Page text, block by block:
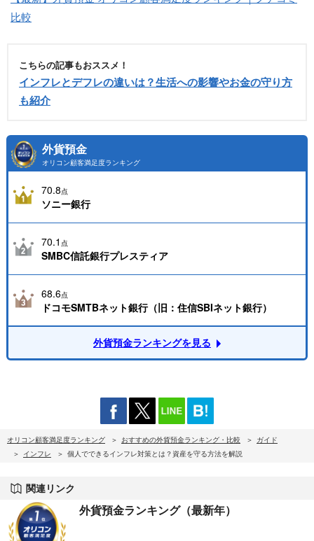
比較
こちらの記事もおススメ！
インフレとデフレの違いは？生活への影響やお金の守り方
も紹介
外貨預金
オリコン顧客満足度ランキング
70.8点
ソニー銀行
70.1 点
SMBC信託銀行プレスティア
68.6点
ドコモSMTBネット銀行（旧：住信SBIネット銀行）
外貨預金ランキングを見る
オリコン顧客満足度ランキング おすすめの外貨預金ランキング・比較
ガイド
インフレ
個人でできるインフレ対策とは？資産を守る方法を解説
関連リンク
外貨預金ランキング（最新年）